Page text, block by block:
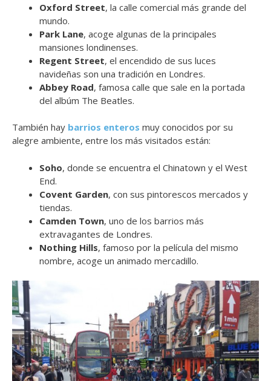
Oxford Street, la calle comercial más grande del
mundo.
Park Lane, acoge algunas de la principales
mansiones londinenses.
Regent Street, el encendido de sus luces
navideñas son una tradición en Londres.
Abbey Road, famosa calle que sale en la portada
del albúm The Beatles.
También hay barrios enteros muy conocidos por su
alegre ambiente, entre los más visitados están:
Soho, donde se encuentra el Chinatown y el West
End.
Covent Garden, con sus pintorescos mercados y
tiendas.
Camden Town, uno de los barrios más
extravagantes de Londres.
Nothing Hills, famoso por la película del mismo
nombre, acoge un animado mercadillo.